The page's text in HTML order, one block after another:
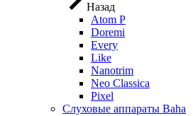
Назад
Atom P
Doremi
Every
Like
Nanotrim
Neo Classica
Pixel
Слуховые аппараты Baha